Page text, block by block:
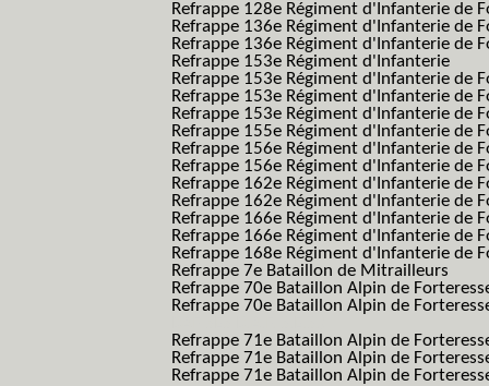
Refrappe 128e Régiment d'Infanterie de
Refrappe 136e Régiment d'Infanterie de
Refrappe 136e Régiment d'Infanterie de
Refrappe 153e Régiment d'Infanterie
Refrappe 153e Régiment d'Infanterie de
Refrappe 153e Régiment d'Infanterie de
Refrappe 153e Régiment d'Infanterie de
Refrappe 155e Régiment d'Infanterie de
Refrappe 156e Régiment d'Infanterie de
Refrappe 156e Régiment d'Infanterie de
Refrappe 162e Régiment d'Infanterie de
Refrappe 162e Régiment d'Infanterie de
Refrappe 166e Régiment d'Infanterie de
Refrappe 166e Régiment d'Infanterie de
Refrappe 168e Régiment d'Infanterie de
Refrappe 7e Bataillon de Mitrailleurs
Refrappe 70e Bataillon Alpin de
Refrappe 70e Bataillon Alpin de
Refrappe 71e Bataillon Alpin de
Refrappe 71e Bataillon Alpin de
Refrappe 71e Bataillon Alpin de